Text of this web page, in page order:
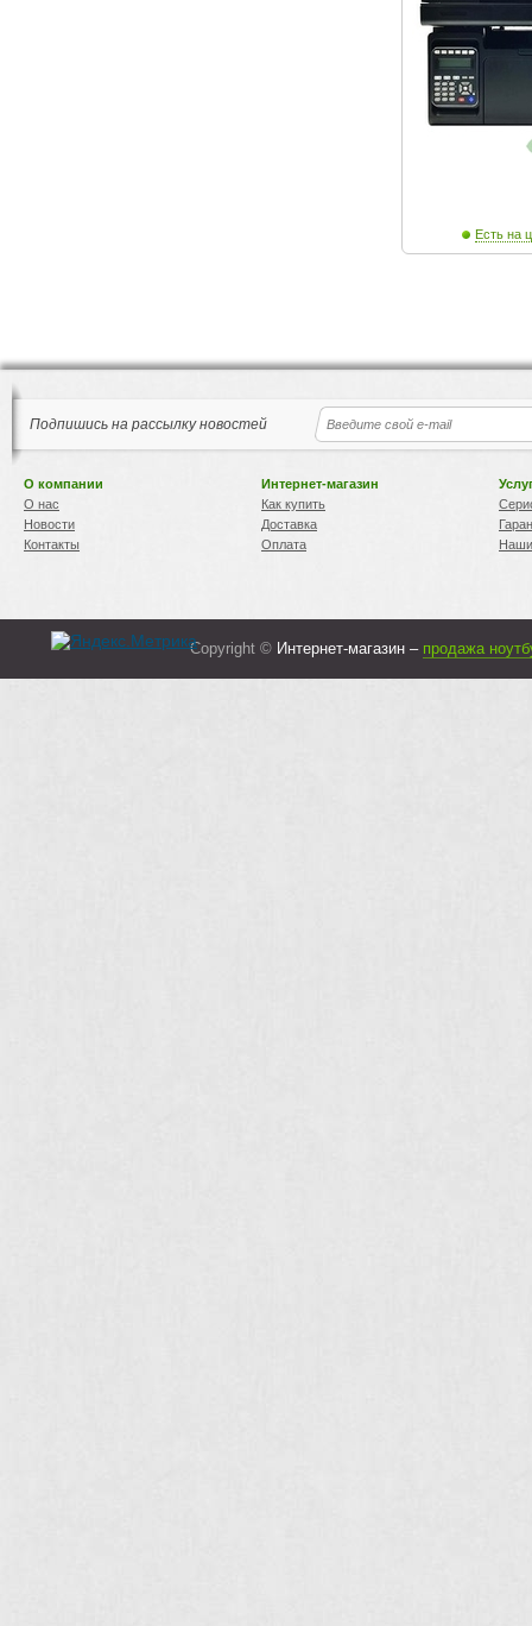
Есть на
Подпишись на рассылку новостей
О компании
О нас
Новости
Контакты
Интернет-магазин
Как купить
Доставка
Оплата
Copyright © Интернет-магазин – продажа